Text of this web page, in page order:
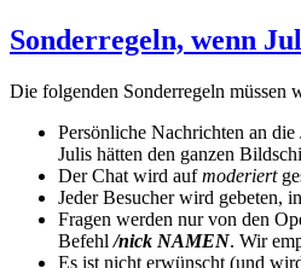
Sonderregeln, wenn
Die folgenden Sonderregeln müssen
Persönliche Nachrichten an
Julis hätten den ganzen
Der Chat wird aufmoderiert
Jeder Besucher wird gebeten,
Fragen werden nur von den
Befehl/nick NAMEN. Wir
Es ist nicht erwünscht (und